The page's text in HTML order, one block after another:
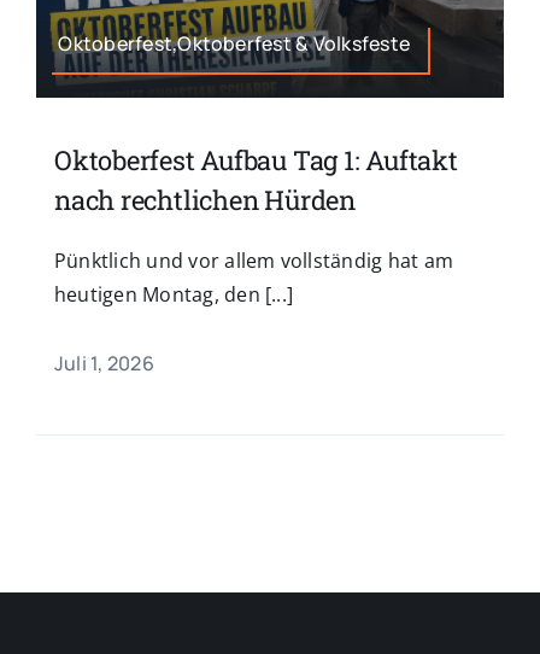
Oktoberfest,Oktoberfest & Volksfeste
Oktoberfest Aufbau Tag 1: Auftakt
nach rechtlichen Hürden
Pünktlich und vor allem vollständig hat am
heutigen Montag, den [...]
Juli 1, 2026